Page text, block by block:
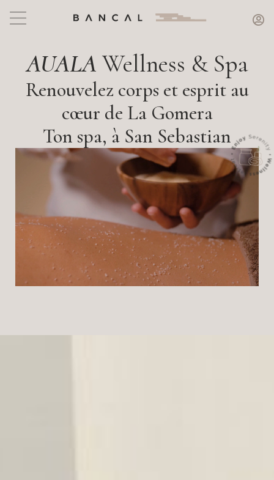
AUALA Wellness & Spa
Renouvelez corps et esprit au
cœur de La Gomera
Ton spa, à San Sebastian